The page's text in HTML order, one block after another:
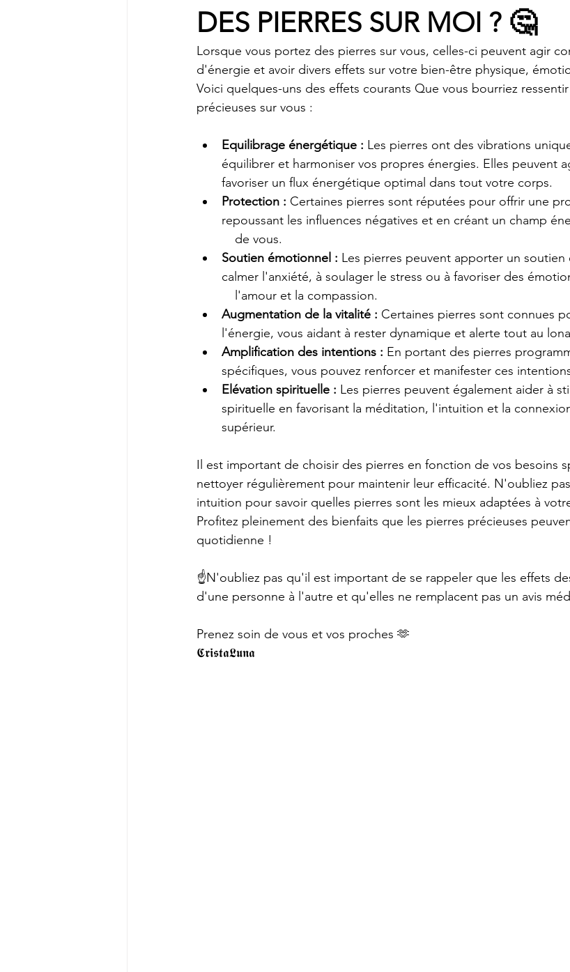
DES PIERRES SUR MOI ? 🤔
Lorsque vous portez des pierres sur vous, celles-ci peuvent agir
d'énergie et avoir divers effets sur votre bien-être physique,
Voici quelques-uns des effets courants Que vous bourriez
précieuses sur vous :
Equilibrage énergétique : Les pierres ont des vibrations
équilibrer et harmoniser vos propres énergies. Elles peuvent
favoriser un flux énergétique optimal dans tout votre corps.
Protection : Certaines pierres sont réputées pour offrir une
repoussant les influences négatives et en créant un champ
	   de vous.
Soutien émotionnel : Les pierres peuvent apporter un
calmer l'anxiété, à soulager le stress ou à favoriser des
	   l'amour et la compassion.
Augmentation de la vitalité : Certaines pierres sont connues
l'énergie, vous aidant à rester dynamique et alerte tout au
Amplification des intentions : En portant des pierres
spécifiques, vous pouvez renforcer et manifester ces
Elévation spirituelle : Les pierres peuvent également aider à
spirituelle en favorisant la méditation, l'intuition et la
supérieur.
Il est important de choisir des pierres en fonction de vos besoins
nettoyer régulièrement pour maintenir leur efficacité. N'oubliez
intuition pour savoir quelles pierres sont les mieux adaptées à
Profitez pleinement des bienfaits que les pierres précieuses
quotidienne !
☝️N'oubliez pas qu'il est important de se rappeler que les effets
d'une personne à l'autre et qu'elles ne remplacent pas un avis
Prenez soin de vous et vos proches 🫶
𝕮𝖗𝖎𝖘𝖙𝖆𝕷𝖚𝖓𝖆